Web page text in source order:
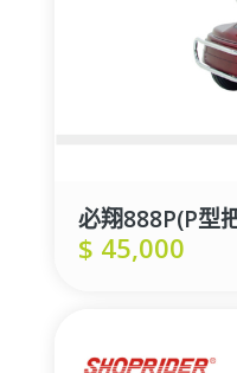
必翔888P(P型
$ 45,000